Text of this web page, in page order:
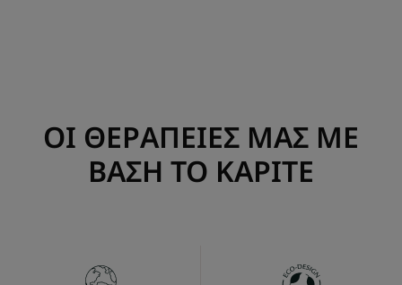
ΟΙ ΘΕΡΑΠΕΙΕΣ ΜΑΣ ΜΕ
ΒΑΣΗ ΤΟ ΚΑΡΙΤΕ